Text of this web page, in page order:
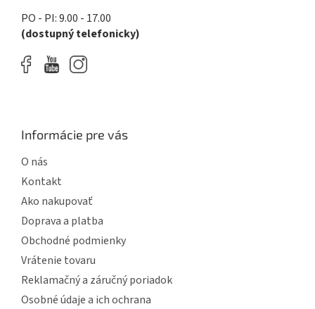
PO - PI: 9.00 - 17.00
(dostupný telefonicky)
Informácie pre vás
O nás
Kontakt
Ako nakupovať
Doprava a platba
Obchodné podmienky
Vrátenie tovaru
Reklamačný a záručný poriadok
Osobné údaje a ich ochrana